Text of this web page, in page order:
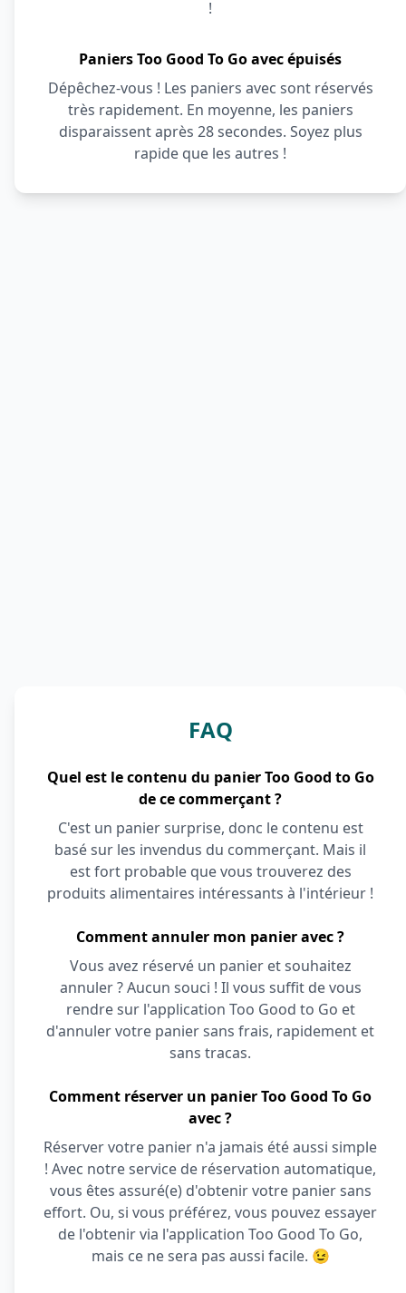
!
Paniers Too Good To Go avec épuisés
Dépêchez-vous ! Les paniers avec sont réservés
très rapidement. En moyenne, les paniers
disparaissent après 28 secondes. Soyez plus
rapide que les autres !
FAQ
Quel est le contenu du panier Too Good to Go
de ce commerçant ?
C'est un panier surprise, donc le contenu est
basé sur les invendus du commerçant. Mais il
est fort probable que vous trouverez des
produits alimentaires intéressants à l'intérieur !
Comment annuler mon panier avec ?
Vous avez réservé un panier et souhaitez
annuler ? Aucun souci ! Il vous suffit de vous
rendre sur l'application Too Good to Go et
d'annuler votre panier sans frais, rapidement et
sans tracas.
Comment réserver un panier Too Good To Go
avec ?
Réserver votre panier n'a jamais été aussi simple
! Avec notre service de réservation automatique,
vous êtes assuré(e) d'obtenir votre panier sans
effort. Ou, si vous préférez, vous pouvez essayer
de l'obtenir via l'application Too Good To Go,
mais ce ne sera pas aussi facile. 😉